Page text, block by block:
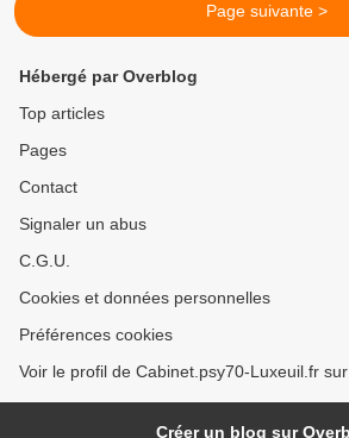
Page suivante >
Hébergé par Overblog
Top articles
Pages
Contact
Signaler un abus
C.G.U.
Cookies et données personnelles
Préférences cookies
Voir le profil de Cabinet.psy70-Luxeuil.fr
Créer un blog sur